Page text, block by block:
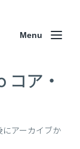
Menu
コア・
アーカイブか